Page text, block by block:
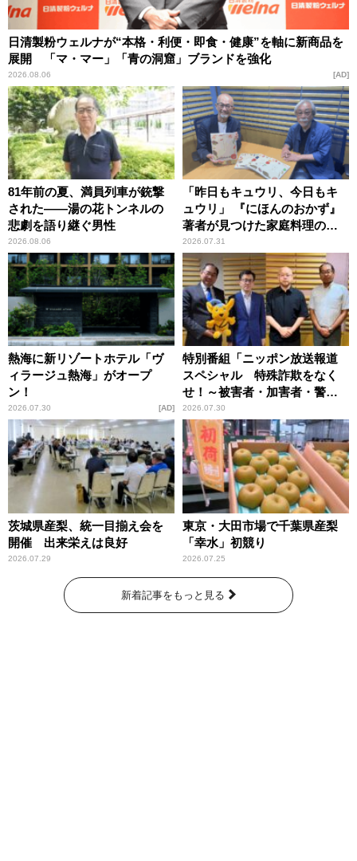
日清製粉ウェルナが“本格・利便・即食・健康”を軸に新商品を
展開 「マ・マー」「青の洞窟」ブランドを強化
2026.08.06 AD
81年前の夏、満員列車が銃撃
された――湯の花トンネルの
悲劇を語り継ぐ男性
2026.08.06
「昨日もキュウリ、今日もキ
ュウリ」 『にほんのおかず』
著者が見つけた家庭料理の知
恵
2026.07.31
熱海に新リゾートホテル「ヴ
ィラージュ熱海」がオープ
ン！
2026.07.30 AD
特別番組「ニッポン放送報道
スペシャル 特殊詐欺をなく
せ！～被害者・加害者・警視
庁が語るトクリュウの実態
～」放送
2026.07.30
茨城県産梨、統一目揃え会を
開催 出来栄えは良好
2026.07.29
東京・大田市場で千葉県産梨
「幸水」初競り
2026.07.25
新着記事をもっと見る